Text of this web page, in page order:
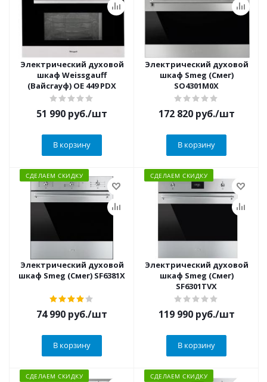
Электрический духовой
шкаф Weissgauff
(Вайсгауф) OE 449 PDX
51 990 руб./шт
В корзину
Электрический духовой
шкаф Smeg (Смег)
SO4301M0X
172 820руб./шт
В корзину
СДЕЛАЕМ СКИДКУ
Электрический духовой
шкаф Smeg (Смег) SF6381X
74 990 руб./шт
В корзину
СДЕЛАЕМ СКИДКУ
Электрический духовой
шкаф Smeg (Смег)
SF6301TVX
119 990руб./шт
В корзину
СДЕЛАЕМ СКИДКУ СДЕЛАЕМ СКИДКУ